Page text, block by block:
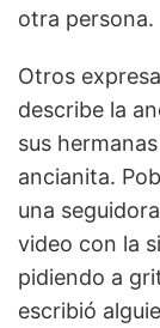
otra persona.
Otros
describe la
sus
ancianita.
una
video con la
pidiendo a
escribió